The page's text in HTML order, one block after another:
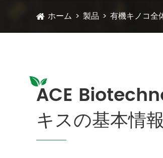
ホーム 製品 有機キノコ
ACE
キスの基本情